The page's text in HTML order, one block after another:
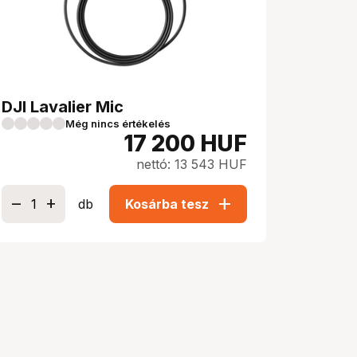
DJI Lavalier Mic
Még nincs értékelés
17 200 HUF
nettó: 13 543 HUF
db Kosárba tesz add